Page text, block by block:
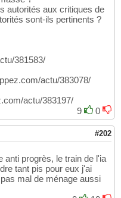
autorités aux critiques de
sont-ils pertinents ?
381583/
actu/383078/
actu/383197/
9
0
#202
anti progrès, le train de l'ia
tant pis pour eux j'ai
mal de ménage aussi